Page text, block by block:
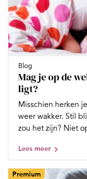
Blog
Mag je op de
ligt?
Misschien herken
weer wakker. Stil
zou het zijn? Niet
Lees meer
Premium